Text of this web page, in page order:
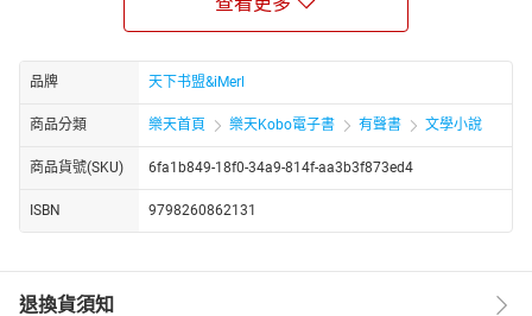
命軌跡，因他而徹底改變。
今，她手挽萌寶，母子倆在南城街頭意外“碰瓷”了那位高冷俊美、令
人望而生畏的大總裁。她心中驚慌失措，深知自己絕非他的對手，
三十六計走為上計，只想趕緊逃離這個是非之地。
然而，大總裁又豈會如此輕易放她離去？他長腿一邁，如同天神下
凡般擋住了她的去路，嘴角勾起一抹邪魅的笑容：“女人，說好的買
房送寶貝，撩了就想跑？天下哪有這麼便宜的事？”一旁，某萌寶得
逞地一笑，那雙機靈的眼睛裡閃爍著狡黠的光芒：“媽咪，你不是爹
品牌 天下书盟&iMerl
商品分類 樂天首頁 樂天Kobo電子書 有聲書 文學小說
商品貨號(SKU) 6fa1b849-18f0-34a9-814f-aa3b3f873ed4
ISBN 9798260862131
退換貨須知